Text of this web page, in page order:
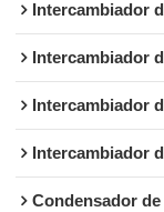
Intercambiador
Intercambiador
Intercambiador
Intercambiador
Condensador